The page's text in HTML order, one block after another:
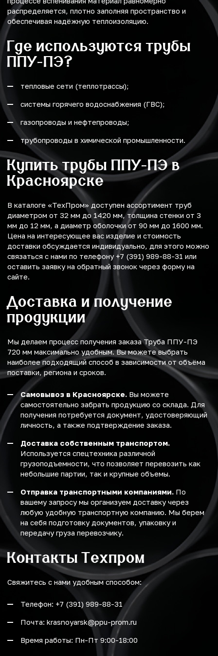
распределяется, плотно заполняя пространство и
обеспечивая надёжную теплоизоляцию.
Где используются трубы
ППУ-ПЭ?
тепловые сети (теплотрассы);
системы горячего водоснабжения (ГВС);
газопроводы и нефтепроводы;
трубопроводы в химической промышленности.
Купить трубы ППУ-ПЭ в
Красноярске
В каталоге «ТехПром» доступен ассортимент труб
диаметром от 32 мм до 1420 мм, толщина стенки от 3
мм до 12 мм, а диаметр оболочки от 90 мм до 1600 мм.
Цена на интересующее вас изделие и стоимость
доставки обсуждается индивидуально, для этого можно
связаться с нами по телефону +7 (391) 989-88-31 или
оставить заявку на обратный звонок через форму на
сайте.
Доставка и получение
продукции
Мы делаем процесс получения заказа Труба ППУ-ПЭ
720 мм максимально удобным. Вы можете выбрать
наиболее подходящий способ в зависимости от объёма
поставки, региона и сроков.
Самовывоз в Красноярске. Вы можете
самостоятельно забрать продукцию со склада. Для
получения потребуется документ, удостоверяющий
личность, а также подтверждение заказа.
Доставка собственным транспортом.
Используется спецтехника различной
грузоподъемности, что позволяет перевозить как
небольшие партии, так и крупные объемы.
Отправка транспортными компаниями. По
вашему запросу мы организуем доставку через
любую удобную транспортную компанию. Мы берем
на себя подготовку документов, упаковку и
передачу груза перевозчику.
Контакты Техпром
Свяжитесь с нами удобным способом:
Телефон: +7 (391) 989-88-31
Почта: krasnoyarsk@ppu-prom.ru
Время работы: Пн-Пт 9:00-18:00